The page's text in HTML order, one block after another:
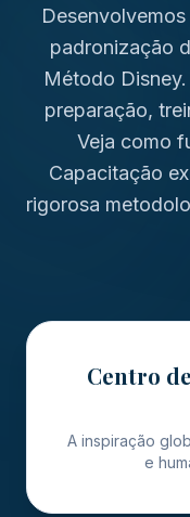
padronização
Método
preparação,
Veja como
Capacitação
rigorosa
Centro
A inspiração
e